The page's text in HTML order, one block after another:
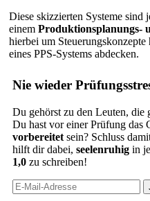
Diese skizzierten Systeme sind
einem Produktionsplanungs-
hierbei um
eines PPS-Systems abdecken.
Nie wieder
Du gehörst zu den Leuten, die
Du hast vor einer Prüfung das
vorbereitet sein? Schluss
hilft dir dabei, seelenruhig in
1,0 zu schreiben!